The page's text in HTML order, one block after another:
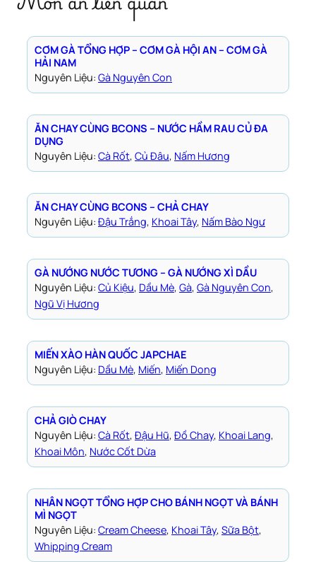
CƠM GÀ TỔNG HỢP – CƠM GÀ HỘI AN – CƠM GÀ
HẢI NAM
Nguyên Liệu: Gà Nguyên Con
ĂN CHAY CÙNG BCONS – NƯỚC HẦM RAU CỦ ĐA
DỤNG
Nguyên Liệu: Cà Rốt, Củ Đâu, Nấm Hương
ĂN CHAY CÙNG BCONS – CHẢ CHAY
Nguyên Liệu: Đậu Trắng, Khoai Tây, Nấm Bào Ngư
GÀ NƯỚNG NƯỚC TƯƠNG – GÀ NƯỚNG XÌ DẦU
Nguyên Liệu: Củ Kiệu, Dầu Mè, Gà, Gà Nguyên Con
Ngũ Vị Hương
MIẾN XÀO HÀN QUỐC JAPCHAE
Nguyên Liệu: Dầu Mè, Miến, Miến Dong
CHẢ GIÒ CHAY
Nguyên Liệu: Cà Rốt, Đậu Hũ, Đồ Chay, Khoai Lang
Khoai Môn, Nước Cốt Dừa
NHÂN NGỌT TỔNG HỢP CHO BÁNH NGỌT VÀ BÁNH
MÌ NGỌT
Nguyên Liệu: Cream Cheese, Khoai Tây, Sữa Bột
Whipping Cream